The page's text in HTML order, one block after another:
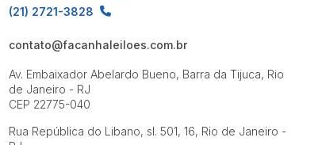
(21) 2721-3828
contato@facanhaleiloes.com.br
Av. Embaixador Abelardo Bueno, Barra da Tijuca, Rio
de Janeiro - RJ
CEP 22775-040
Rua República do Libano, sl. 501, 16, Rio de Janeiro -